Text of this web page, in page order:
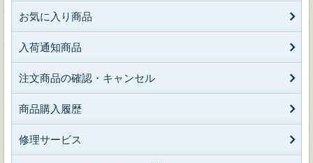
お気に入り商品
入荷通知商品
注文商品の確認・キャンセル
商品購入履歴
修理サービス